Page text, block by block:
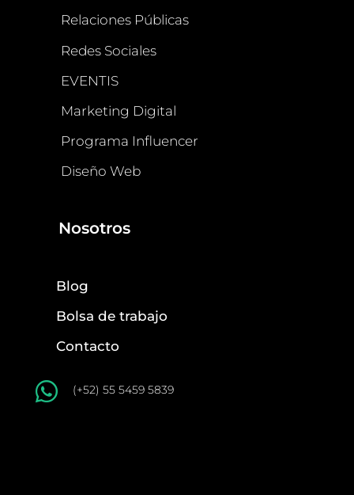
Relaciones Públicas
Redes Sociales
EVENTIS
Marketing Digital
Programa Influencer
Diseño Web
Nosotros
Blog
Bolsa de trabajo
Contacto
 (+52) 55 5459 5839